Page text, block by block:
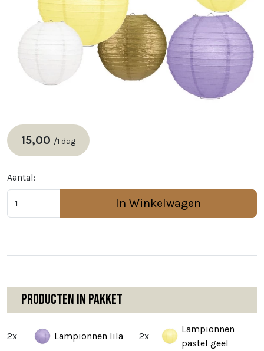
15,00 /1 dag
Aantal:
In Winkelwagen
Producten in pakket
2x Lampionnen lila 2x
Lampionnen
pastel geel